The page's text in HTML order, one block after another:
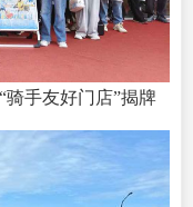
手友好门店”揭牌